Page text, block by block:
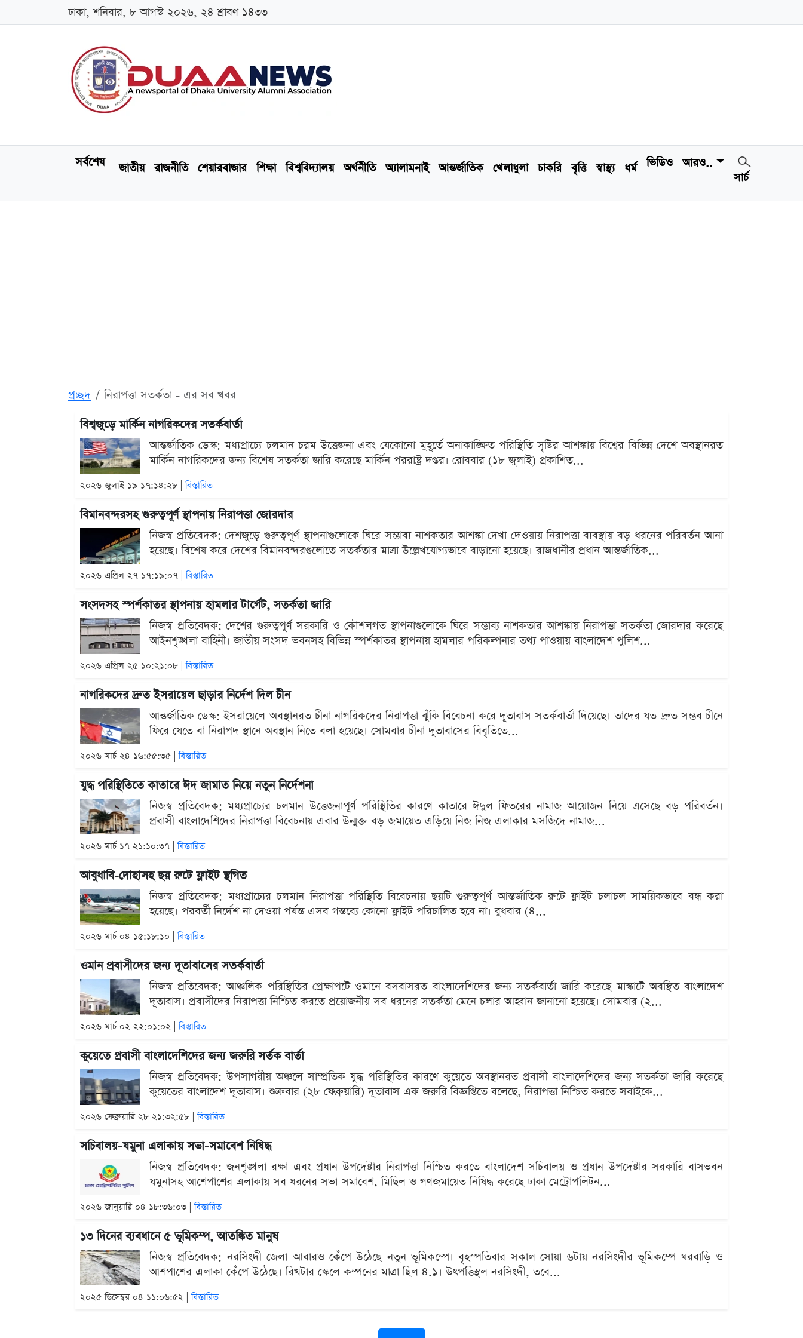
ঢাকা, শনিবার, ৮ আগস্ট ২০২৬, ২৪ শ্রাবণ ১৪৩৩
সর্বশেষ জাতীয় রাজনীতি শেয়ারবাজার শিক্ষা বিশ্ববিদ্যালয় অর্থনীতি অ্যালামনাই আন্তর্জাতিক খেলাধুলা চাকরি বৃত্তি স্বাস্থ্য ধর্ম ভিডিও
আরও..
সার্চ
প্রচ্ছদ নিরাপত্তা সতর্কতা - এর সব খবর
বিশ্বজুড়ে মার্কিন নাগরিকদের সতর্কবার্তা
আন্তর্জাতিক ডেস্ক: মধ্যপ্রাচ্যে চলমান চরম উত্তেজনা এবং যেকোনো মুহূর্তে অনাকাঙ্ক্ষিত পরিস্থিতি সৃষ্টির আশঙ্কায় বিশ্বের বিভিন্ন দেশে অবস্থানরত
মার্কিন নাগরিকদের জন্য বিশেষ সতর্কতা জারি করেছে মার্কিন পররাষ্ট্র দপ্তর। রোববার (১৮ জুলাই) প্রকাশিত...
২০২৬ জুলাই ১৯ ১৭:১৪:২৮ |বিস্তারিত
বিমানবন্দরসহ গুরুত্বপূর্ণ স্থাপনায় নিরাপত্তা জোরদার
নিজস্ব প্রতিবেদক: দেশজুড়ে গুরুত্বপূর্ণ স্থাপনাগুলোকে ঘিরে সম্ভাব্য নাশকতার আশঙ্কা দেখা দেওয়ায় নিরাপত্তা ব্যবস্থায় বড় ধরনের পরিবর্তন আনা
হয়েছে। বিশেষ করে দেশের বিমানবন্দরগুলোতে সতর্কতার মাত্রা উল্লেখযোগ্যভাবে বাড়ানো হয়েছে। রাজধানীর প্রধান আন্তর্জাতিক...
২০২৬ এপ্রিল ২৭ ১৭:১৯:০৭ |বিস্তারিত
সংসদসহ স্পর্শকাতর স্থাপনায় হামলার টার্গেট, সতর্কতা জারি
নিজস্ব প্রতিবেদক: দেশের গুরুত্বপূর্ণ সরকারি ও কৌশলগত স্থাপনাগুলোকে ঘিরে সম্ভাব্য নাশকতার আশঙ্কায় নিরাপত্তা সতর্কতা জোরদার করেছে
আইনশৃঙ্খলা বাহিনী। জাতীয় সংসদ ভবনসহ বিভিন্ন স্পর্শকাতর স্থাপনায় হামলার পরিকল্পনার তথ্য পাওয়ায় বাংলাদেশ পুলিশ...
২০২৬ এপ্রিল ২৫ ১০:২১:০৮ |বিস্তারিত
নাগরিকদের দ্রুত ইসরায়েল ছাড়ার নির্দেশ দিল চীন
আন্তর্জাতিক ডেস্ক: ইসরায়েলে অবস্থানরত চীনা নাগরিকদের নিরাপত্তা ঝুঁকি বিবেচনা করে দূতাবাস সতর্কবার্তা দিয়েছে। তাদের যত দ্রুত সম্ভব চীনে
ফিরে যেতে বা নিরাপদ স্থানে অবস্থান নিতে বলা হয়েছে। সোমবার চীনা দূতাবাসের বিবৃতিতে...
২০২৬ মার্চ ২৪ ১৬:৫৫:৩৫ |বিস্তারিত
যুদ্ধ পরিস্থিতিতে কাতারে ঈদ জামাত নিয়ে নতুন নির্দেশনা
নিজস্ব প্রতিবেদক: মধ্যপ্রাচ্যের চলমান উত্তেজনাপূর্ণ পরিস্থিতির কারণে কাতারে ঈদুল ফিতরের নামাজ আয়োজন নিয়ে এসেছে বড় পরিবর্তন।
প্রবাসী বাংলাদেশিদের নিরাপত্তা বিবেচনায় এবার উন্মুক্ত বড় জমায়েত এড়িয়ে নিজ নিজ এলাকার মসজিদে নামাজ...
২০২৬ মার্চ ১৭ ২১:১০:৩৭ |বিস্তারিত
আবুধাবি-দোহাসহ ছয় রুটে ফ্লাইট স্থগিত
নিজস্ব প্রতিবেদক: মধ্যপ্রাচ্যের চলমান নিরাপত্তা পরিস্থিতি বিবেচনায় ছয়টি গুরুত্বপূর্ণ আন্তর্জাতিক রুটে ফ্লাইট চলাচল সাময়িকভাবে বন্ধ করা
হয়েছে। পরবর্তী নির্দেশ না দেওয়া পর্যন্ত এসব গন্তব্যে কোনো ফ্লাইট পরিচালিত হবে না। বুধবার (৪...
২০২৬ মার্চ ০৪ ১৫:১৮:১০ |বিস্তারিত
ওমান প্রবাসীদের জন্য দূতাবাসের সতর্কবার্তা
নিজস্ব প্রতিবেদক: আঞ্চলিক পরিস্থিতির প্রেক্ষাপটে ওমানে বসবাসরত বাংলাদেশিদের জন্য সতর্কবার্তা জারি করেছে মাস্কাটে অবস্থিত বাংলাদেশ
দূতাবাস। প্রবাসীদের নিরাপত্তা নিশ্চিত করতে প্রয়োজনীয় সব ধরনের সতর্কতা মেনে চলার আহ্বান জানানো হয়েছে। সোমবার (২...
২০২৬ মার্চ ০২ ২২:০১:০২ |বিস্তারিত
কুয়েতে প্রবাসী বাংলাদেশিদের জন্য জরুরি সর্তক বার্তা
নিজস্ব প্রতিবেদক: উপসাগরীয় অঞ্চলে সাম্প্রতিক যুদ্ধ পরিস্থিতির কারণে কুয়েতে অবস্থানরত প্রবাসী বাংলাদেশিদের জন্য সতর্কতা জারি করেছে
কুয়েতের বাংলাদেশ দূতাবাস। শুক্রবার (২৮ ফেব্রুয়ারি) দূতাবাস এক জরুরি বিজ্ঞপ্তিতে বলেছে, নিরাপত্তা নিশ্চিত করতে সবাইকে...
২০২৬ ফেব্রুয়ারি ২৮ ২১:৩২:৫৮ |বিস্তারিত
সচিবালয়-যমুনা এলাকায় সভা-সমাবেশ নিষিদ্ধ
নিজস্ব প্রতিবেদক: জনশৃঙ্খলা রক্ষা এবং প্রধান উপদেষ্টার নিরাপত্তা নিশ্চিত করতে বাংলাদেশ সচিবালয় ও প্রধান উপদেষ্টার সরকারি বাসভবন
যমুনাসহ আশেপাশের এলাকায় সব ধরনের সভা-সমাবেশ, মিছিল ও গণজমায়েত নিষিদ্ধ করেছে ঢাকা মেট্রোপলিটন...
২০২৬ জানুয়ারি ০৪ ১৮:৩৬:০৩ |বিস্তারিত
১৩ দিনের ব্যবধানে ৫ ভূমিকম্প, আতঙ্কিত মানুষ
নিজস্ব প্রতিবেদক: নরসিংদী জেলা আবারও কেঁপে উঠেছে নতুন ভূমিকম্পে। বৃহস্পতিবার সকাল সোয়া ৬টায় নরসিংদীর ভূমিকম্পে ঘরবাড়ি ও
আশপাশের এলাকা কেঁপে উঠেছে। রিখটার স্কেলে কম্পনের মাত্রা ছিল ৪.১। উৎপত্তিস্থল নরসিংদী, তবে...
২০২৫ ডিসেম্বর ০৪ ১১:০৬:৫২ |বিস্তারিত